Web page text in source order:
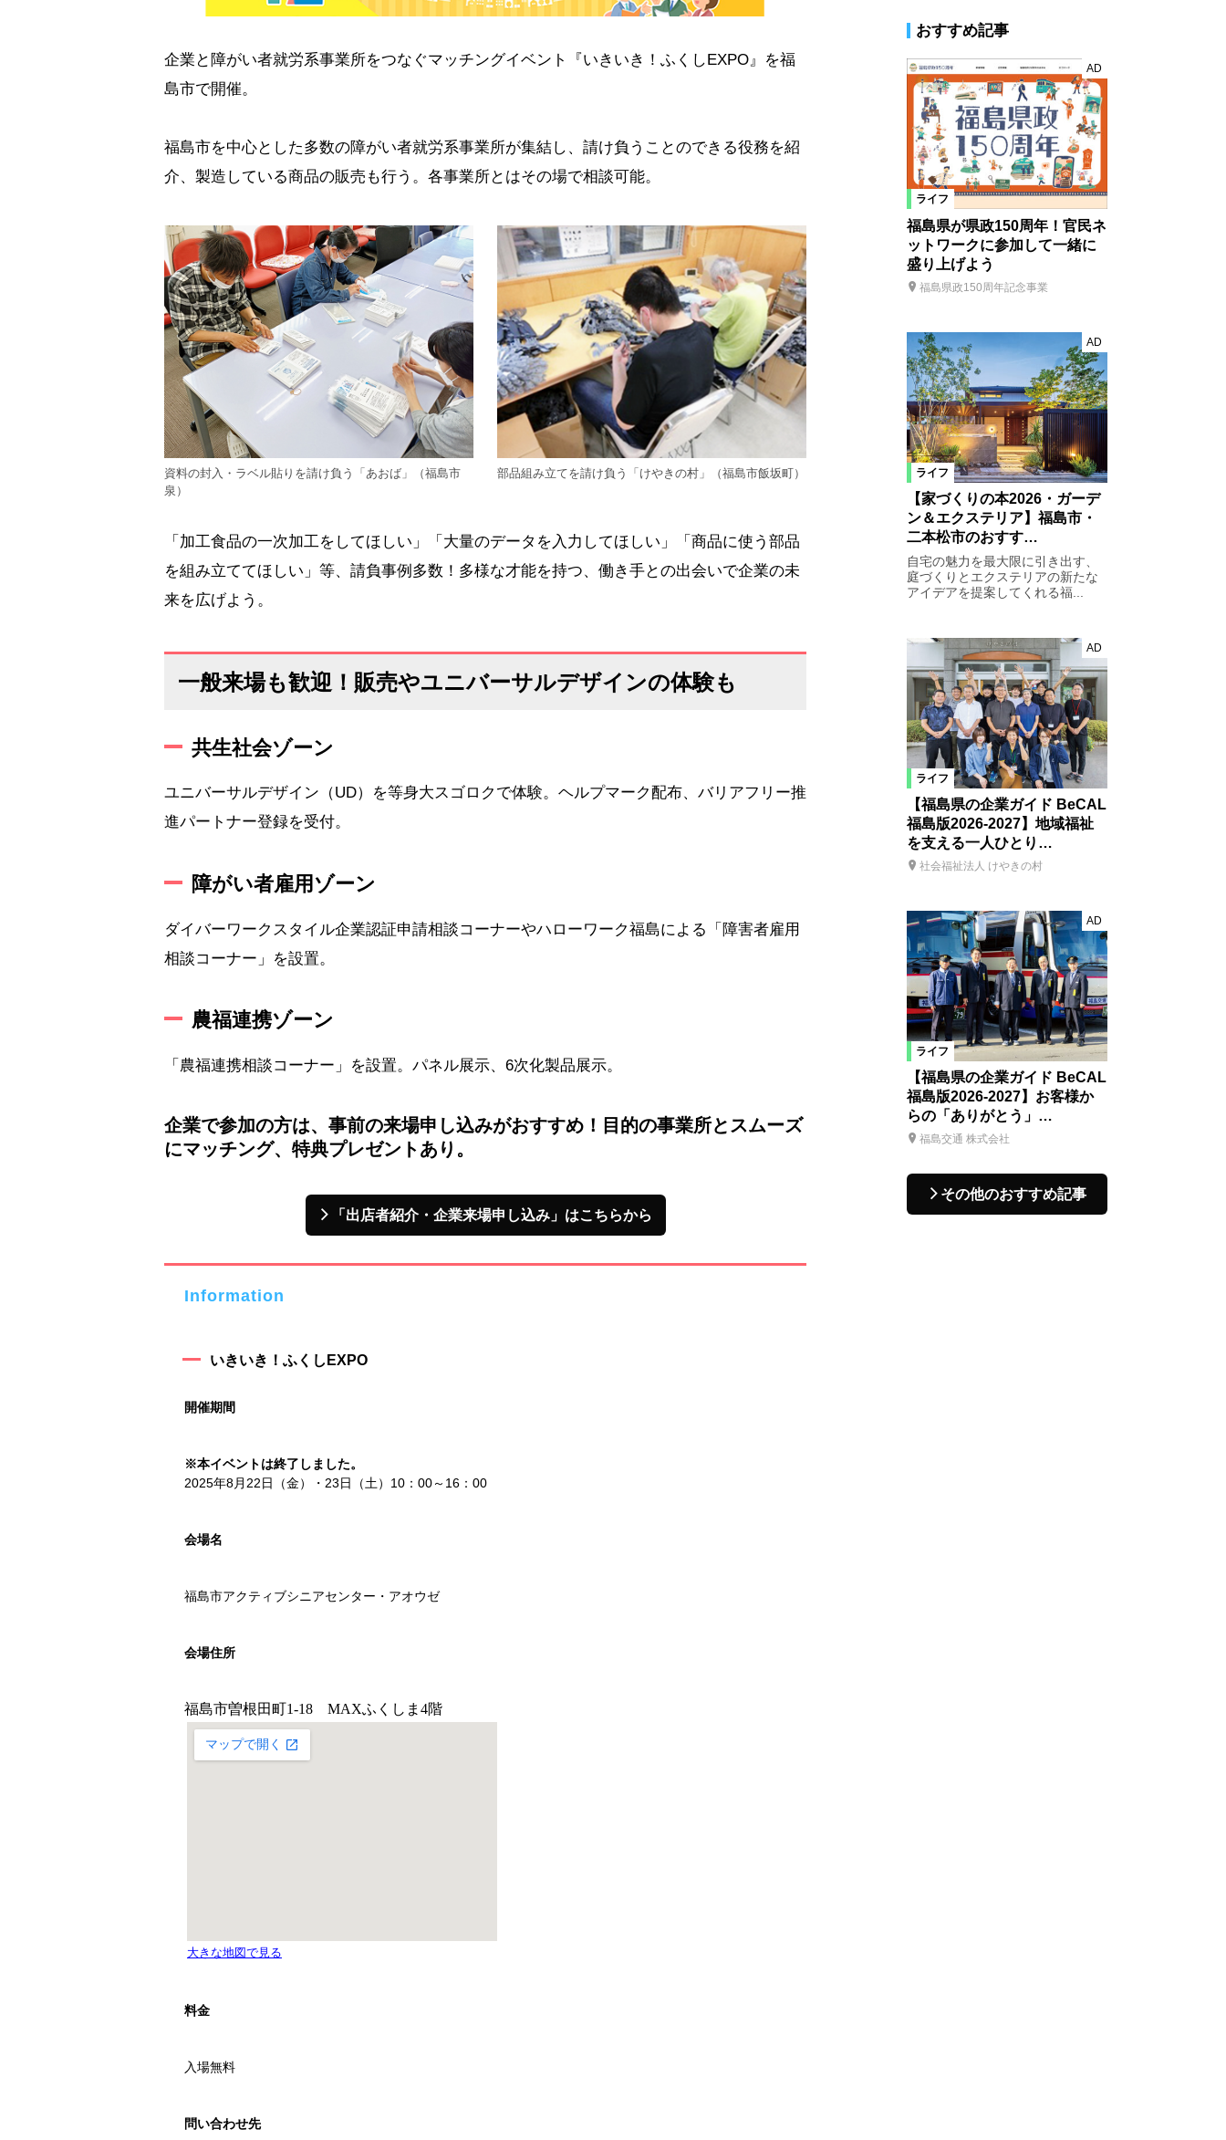
企業と障がい者就労系事業所をつなぐマッチングイベント『いきいき！ふくしEXPO』を福
島市で開催。
福島市を中心とした多数の障がい者就労系事業所が集結し、請け負うことのできる役務を紹
介、製造している商品の販売も行う。各事業所とはその場で相談可能。
資料の封入・ラベル貼りを請け負う「あおば」（福島市
泉）
部品組み立てを請け負う「けやきの村」（福島市飯坂町）
「加工食品の一次加工をしてほしい」「大量のデータを入力してほしい」「商品に使う部品
を組み立ててほしい」等、請負事例多数！多様な才能を持つ、働き手との出会いで企業の未
来を広げよう。
一般来場も歓迎！販売やユニバーサルデザインの体験も
共生社会ゾーン
ユニバーサルデザイン（UD）を等身大スゴロクで体験。ヘルプマーク配布、バリアフリー推
進パートナー登録を受付。
障がい者雇用ゾーン
ダイバーワークスタイル企業認証申請相談コーナーやハローワーク福島による「障害者雇用
相談コーナー」を設置。
農福連携ゾーン
「農福連携相談コーナー」を設置。パネル展示、6次化製品展示。
企業で参加の方は、事前の来場申し込みがおすすめ！目的の事業所とスムーズ
にマッチング、特典プレゼントあり。
「出店者紹介・企業来場申し込み」はこちらから
Information
いきいき！ふくしEXPO
開催期間
※本イベントは終了しました。
2025年8月22日（金）・23日（土）10：00～16：00
会場名
福島市アクティブシニアセンター・アオウゼ
会場住所
料金
入場無料
問い合わせ先
おすすめ記事
ライフ
AD
福島県が県政150周年！官民ネ
ットワークに参加して一緒に
盛り上げよう
福島県政150周年記念事業
ライフ
AD
【家づくりの本2026・ガーデ
ン＆エクステリア】福島市・
二本松市のおすす…
自宅の魅力を最大限に引き出す、
庭づくりとエクステリアの新たな
アイデアを提案してくれる福...
ライフ
AD
【福島県の企業ガイド BeCAL
福島版2026-2027】地域福祉
を支える一人ひとり…
社会福祉法人 けやきの村
ライフ
AD
【福島県の企業ガイド BeCAL
福島版2026-2027】お客様か
らの「ありがとう」…
福島交通 株式会社
その他のおすすめ記事